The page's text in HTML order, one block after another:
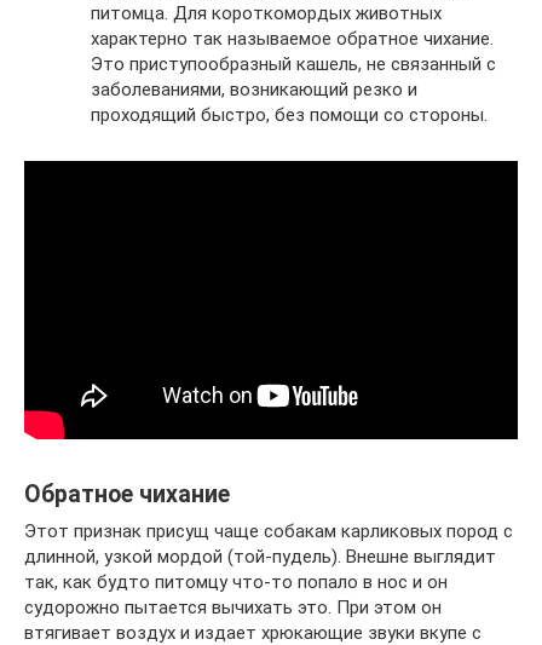
питомца. Для короткомордых животных
характерно так называемое обратное чихание.
Это приступообразный кашель, не связанный с
заболеваниями, возникающий резко и
проходящий быстро, без помощи со стороны.
Обратное чихание
Этот признак присущ чаще собакам карликовых пород с
длинной, узкой мордой (той-пудель). Внешне выглядит
так, как будто питомцу что-то попало в нос и он
судорожно пытается вычихать это. При этом он
втягивает воздух и издает хрюкающие звуки вкупе с